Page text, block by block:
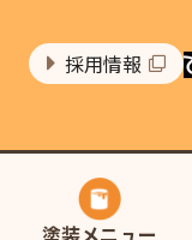
採用情報
塗装メニュー